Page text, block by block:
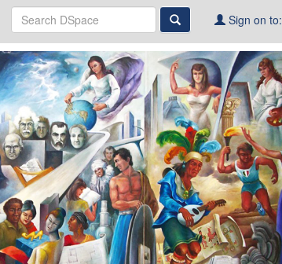
Sign on to: